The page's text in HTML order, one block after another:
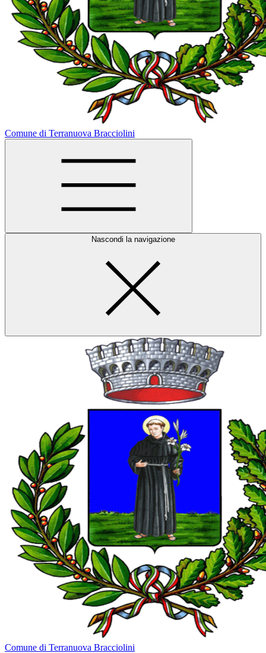
Comune di Terranuova Bracciolini
Nascondi la navigazione
Comune di Terranuova Bracciolini